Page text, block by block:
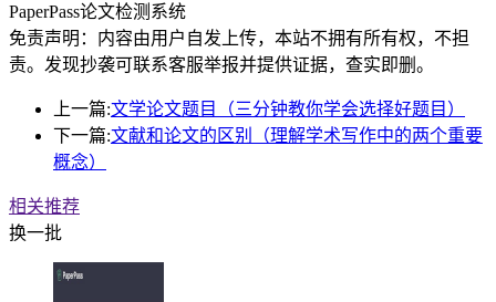
PaperPass论文检测系统
免责声明：内容由用户自发上传，本站不拥有所有权，不担
责。发现抄袭可联系客服举报并提供证据，查实即删。
上一篇:文学论文题目（三分钟教你学会选择好题目）
下一篇:文献和论文的区别（理解学术写作中的两个重要
概念）
相关推荐
换一批